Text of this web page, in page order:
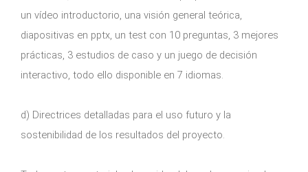
un vídeo introductorio, una visión general teórica,
diapositivas en pptx, un test con 10 preguntas, 3 mejores
prácticas, 3 estudios de caso y un juego de decisión
interactivo, todo ello disponible en 7 idiomas.
d) Directrices detalladas para el uso futuro y la
sostenibilidad de los resultados del proyecto.